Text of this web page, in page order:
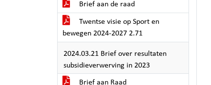
Brief aan de raad
Twentse visie op Sport en
bewegen 2024-2027 2.71
2024.03.21 Brief over resultaten
subsidieverwerving in 2023
Brief aan Raad